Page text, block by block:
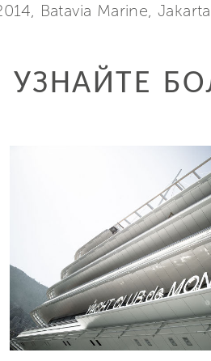
Batavia Marine,
УЗНАЙТЕ